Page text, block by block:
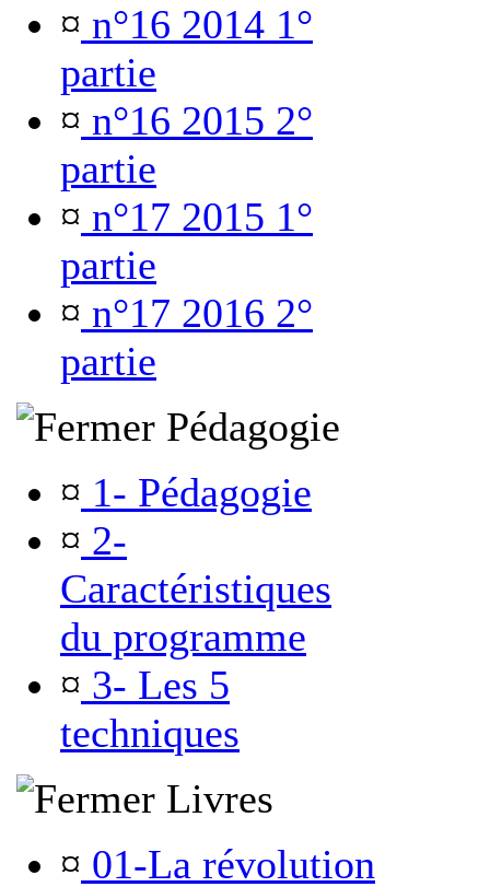
¤ n°16 2014 1°
partie
¤ n°16 2015 2°
partie
¤ n°17 2015 1°
partie
¤ n°17 2016 2°
partie
Pédagogie
¤ 1- Pédagogie
¤ 2-
Caractéristiques
du programme
¤ 3- Les 5
techniques
Livres
¤ 01-La révolution